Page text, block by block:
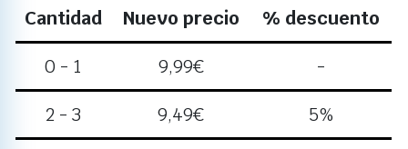
Cantidad Nuevo precio % descuento
0 - 1 9,99€ -
2 - 3 9,49€ 5%